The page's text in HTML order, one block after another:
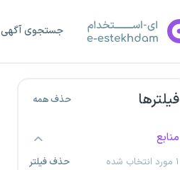
جستجوی آگهی
فیلترها حذف همه
منابع
۱ مورد انتخاب شده
حذف فیلتر
شرکت پالایش نفت اصفهان